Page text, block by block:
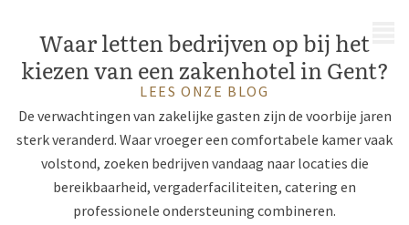
Waar letten bedrijven op bij het
kiezen van een zakenhotel in Gent?
LEES ONZE BLOG
De verwachtingen van zakelijke gasten zijn de voorbije jaren
sterk veranderd. Waar vroeger een comfortabele kamer vaak
volstond, zoeken bedrijven vandaag naar locaties die
bereikbaarheid, vergaderfaciliteiten, catering en
professionele ondersteuning combineren.